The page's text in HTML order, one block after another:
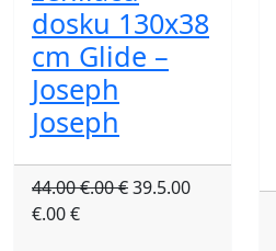
dosku 130x38
cm Glide –
Joseph
Joseph
44.00 €.00 €39.5.00
€.00 €